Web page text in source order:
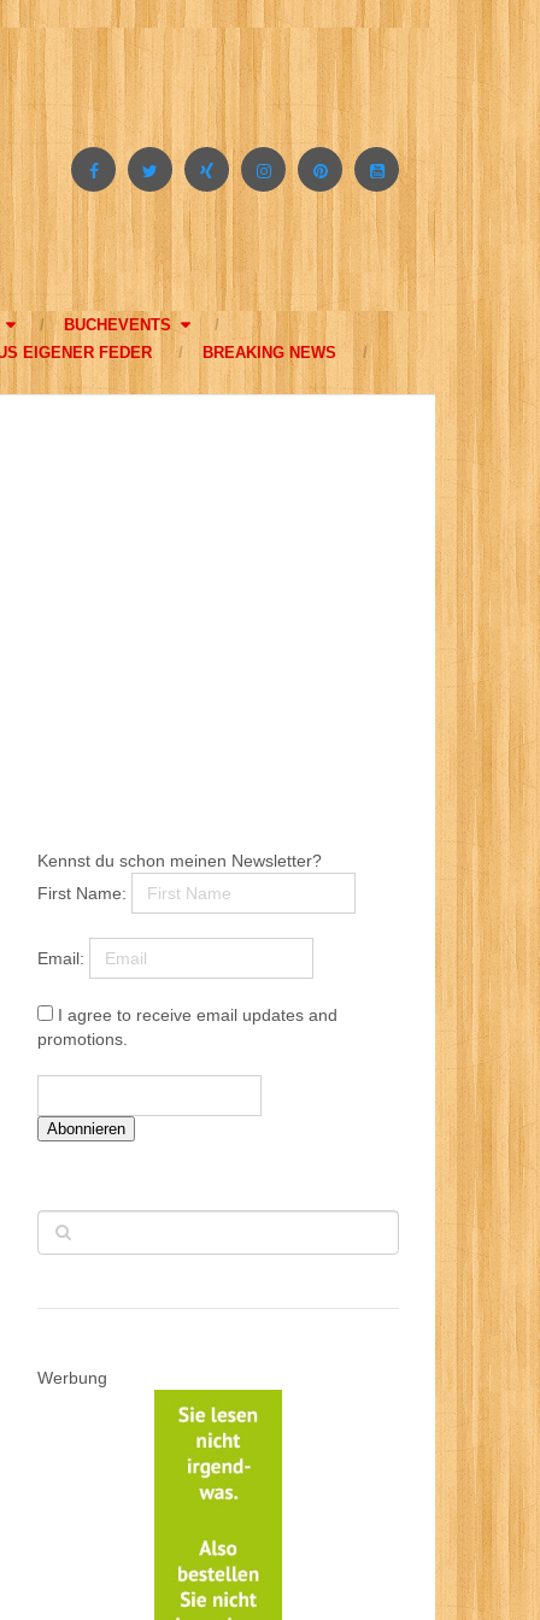
BUCHEVENTS
EIGENER FEDER
BREAKING NEWS
Kennst du schon meinen Newsletter?
First Name:
Email:
I agree to receive email updates and
promotions.
Abonnieren
Werbung